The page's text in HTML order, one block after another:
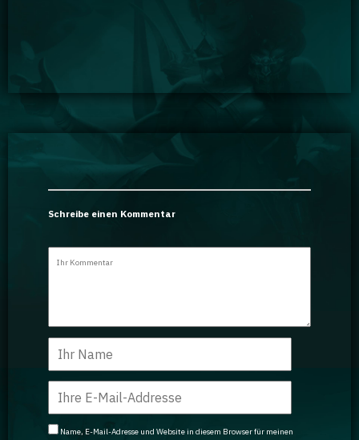
Schreibe einen Kommentar
Name, E-Mail-Adresse und Website in diesem Browser für meinen